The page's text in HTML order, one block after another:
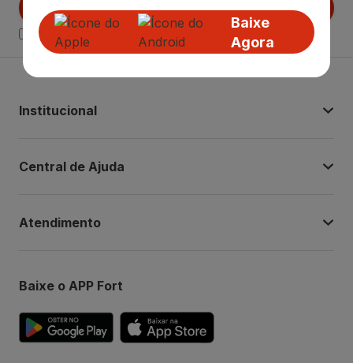
Baixe
Agora
Cadastrar
Declaro estar ciente das
Institucional
Central de Ajuda
Atendimento
Baixe o APP Fort